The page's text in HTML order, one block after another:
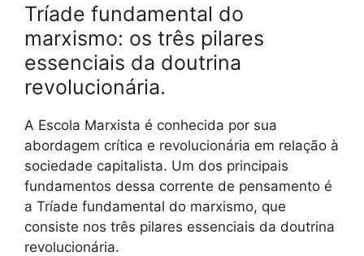
Tríade fundamental do
marxismo: os três pilares
essenciais da doutrina
revolucionária.
A Escola Marxista é conhecida por sua
abordagem crítica e revolucionária em relação à
sociedade capitalista. Um dos principais
fundamentos dessa corrente de pensamento é
a Tríade fundamental do marxismo, que
consiste nos três pilares essenciais da doutrina
revolucionária.